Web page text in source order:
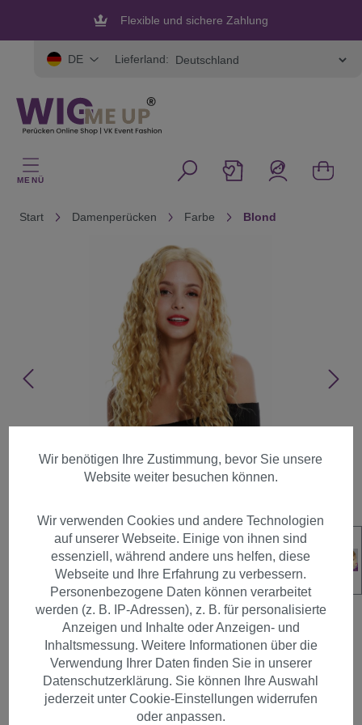
Flexible und sichere Zahlung
DE Lieferland:
MENÜ
Start Damenperücken Farbe Blond
Bildergalerie überspringen
Perücke Teil-Mono
Seitenscheitel Lace-Front
lang Locken Blond Rotblond
Wir benötigen Ihre Zustimmung, bevor Sie unsere
Website weiter besuchen können.
Wir verwenden Cookies und andere Technologien
auf unserer Webseite. Einige von ihnen sind
essenziell, während andere uns helfen, diese
Webseite und Ihre Erfahrung zu verbessern.
Personenbezogene Daten können verarbeitet
werden (z. B. IP-Adressen), z. B. für personalisierte
Anzeigen und Inhalte oder Anzeigen- und
Inhaltsmessung. Weitere Informationen über die
Verwendung Ihrer Daten finden Sie in unserer
Datenschutzerklärung. Sie können Ihre Auswahl
jederzeit unter Cookie-Einstellungen widerrufen
oder anpassen.